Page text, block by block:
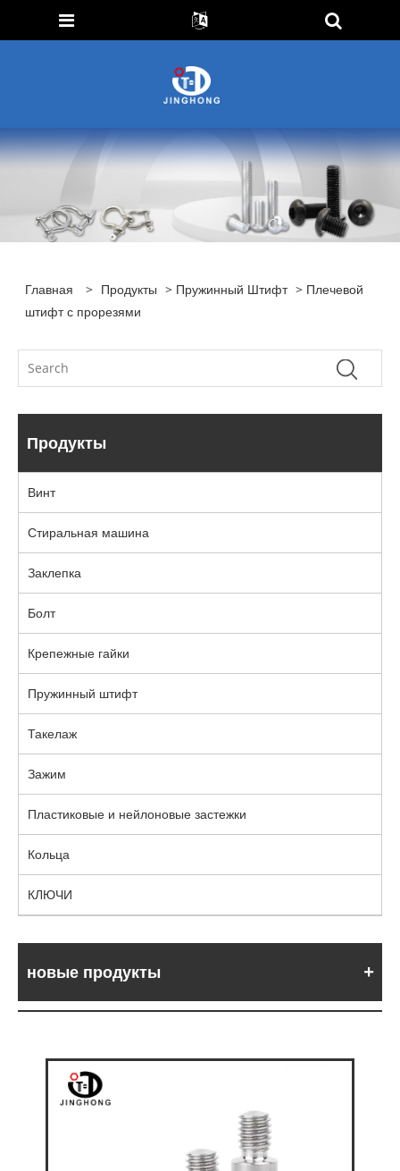
Главная > Продукты > Пружинный Штифт > Плечевой
штифт с прорезями
Продукты
Винт
Стиральная машина
Заклепка
Болт
Крепежные гайки
Пружинный штифт
Такелаж
Зажим
Пластиковые и нейлоновые застежки
Кольца
КЛЮЧИ
новые продукты